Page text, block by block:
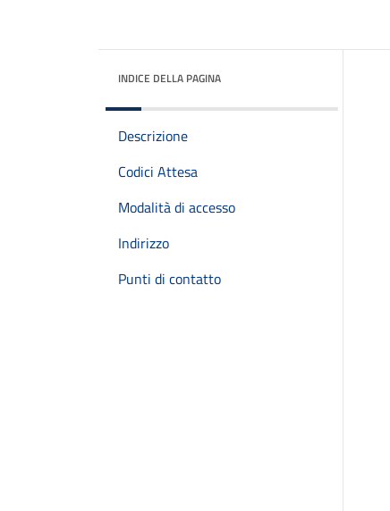
INDICE DELLA PAGINA
Descrizione
Codici Attesa
Modalità di accesso
Indirizzo
Punti di contatto